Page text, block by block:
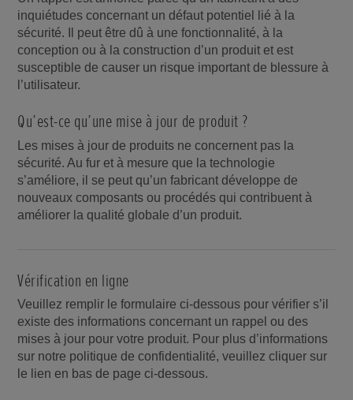
inquiétudes concernant un défaut potentiel lié à la
sécurité. Il peut être dû à une fonctionnalité, à la
conception ou à la construction d’un produit et est
susceptible de causer un risque important de blessure à
l’utilisateur.
Qu’est-ce qu’une mise à jour de produit ?
Les mises à jour de produits ne concernent pas la
sécurité. Au fur et à mesure que la technologie
s’améliore, il se peut qu’un fabricant développe de
nouveaux composants ou procédés qui contribuent à
améliorer la qualité globale d’un produit.
Vérification en ligne
Veuillez remplir le formulaire ci-dessous pour vérifier s’il
existe des informations concernant un rappel ou des
mises à jour pour votre produit. Pour plus d’informations
sur notre politique de confidentialité, veuillez cliquer sur
le lien en bas de page ci-dessous.